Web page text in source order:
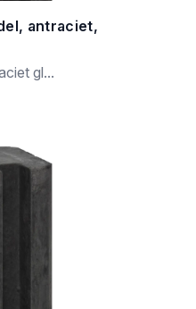
antraciet,
gl...